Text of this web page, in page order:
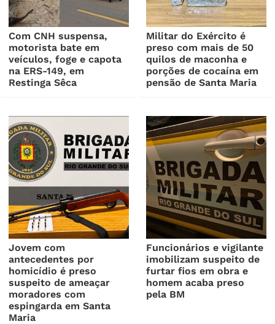
Com CNH suspensa,
motorista bate em
veículos, foge e capota
na ERS-149, em
Restinga Sêca
Militar do Exército é
preso com mais de 50
quilos de maconha e
porções de cocaína em
pensão de Santa Maria
Jovem com
antecedentes por
homicídio é preso
suspeito de ameaçar
moradores com
espingarda em Santa
Maria
Funcionários e vigilante
imobilizam suspeito de
furtar fios em obra e
homem acaba preso
pela BM